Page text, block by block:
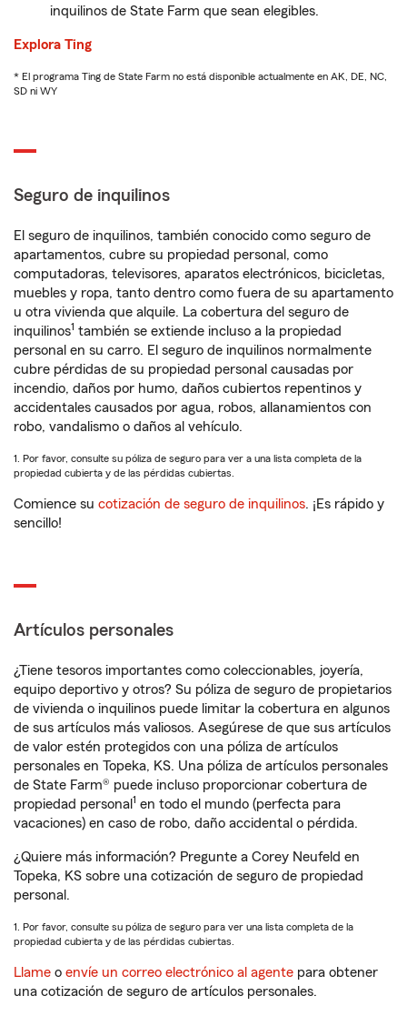
inquilinos de State Farm que sean elegibles.
Explora Ting
* El programa Ting de State Farm no está disponible actualmente en AK, DE, NC,
SD ni WY
Seguro de inquilinos
El seguro de inquilinos, también conocido como seguro de
apartamentos, cubre su propiedad personal, como
computadoras, televisores, aparatos electrónicos, bicicletas,
muebles y ropa, tanto dentro como fuera de su apartamento
u otra vivienda que alquile. La cobertura del seguro de
inquilinos1 también se extiende incluso a la propiedad
personal en su carro. El seguro de inquilinos normalmente
cubre pérdidas de su propiedad personal causadas por
incendio, daños por humo, daños cubiertos repentinos y
accidentales causados por agua, robos, allanamientos con
robo, vandalismo o daños al vehículo.
1. Por favor, consulte su póliza de seguro para ver a una lista completa de la
propiedad cubierta y de las pérdidas cubiertas.
Comience su cotización de seguro de inquilinos. ¡Es rápido y
sencillo!
Artículos personales
¿Tiene tesoros importantes como coleccionables, joyería,
equipo deportivo y otros? Su póliza de seguro de propietarios
de vivienda o inquilinos puede limitar la cobertura en algunos
de sus artículos más valiosos. Asegúrese de que sus artículos
de valor estén protegidos con una póliza de artículos
personales en Topeka, KS. Una póliza de artículos personales
de State Farm® puede incluso proporcionar cobertura de
propiedad personal 1 en todo el mundo (perfecta para
vacaciones) en caso de robo, daño accidental o pérdida.
¿Quiere más información? Pregunte a Corey Neufeld en
Topeka, KS sobre una cotización de seguro de propiedad
personal.
1. Por favor, consulte su póliza de seguro para ver una lista completa de la
propiedad cubierta y de las pérdidas cubiertas.
Llame o envíe un correo electrónico al agente para obtener
una cotización de seguro de artículos personales.